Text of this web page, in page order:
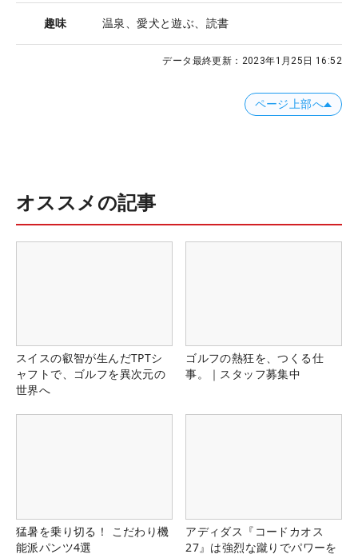
趣味 温泉、愛犬と遊ぶ、読書
データ最終更新： 2023年1月25日 16:52
ページ上部へ
オススメの記事
スイスの叡智が生んだTPTシ
ャフトで、ゴルフを異次元の
世界へ
ゴルフの熱狂を、つくる仕
事。｜スタッフ募集中
猛暑を乗り切る！ こだわり機
能派パンツ4選
アディダス『コードカオス
27』は強烈な蹴りでパワーを